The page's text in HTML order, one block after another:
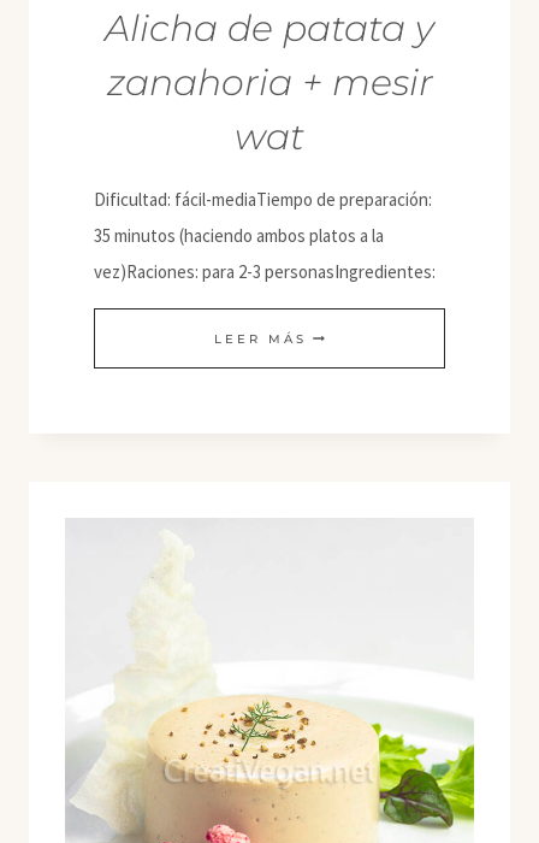
Alicha de patata y
zanahoria + mesir
wat
Dificultad: fácil-mediaTiempo de preparación:
35 minutos (haciendo ambos platos a la
vez)Raciones: para 2-3 personasIngredientes:
LEER MÁS ALICHA
DE